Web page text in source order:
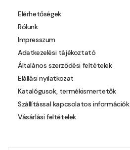
Elérhetőségek
Rólunk
Impresszum
Adatkezelési tájékoztató
Általános szerződési feltételek
Elállási nyilatkozat
Katalógusok, termékismertetők
Szállítással kapcsolatos információk
Vásárlási feltételek